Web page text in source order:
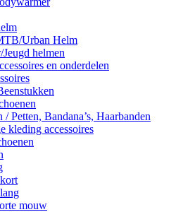
Urban Helm
helmen
en onderdelen
/ Petten, Bandana’s, Haarbanden
kleding accessoires
mouw